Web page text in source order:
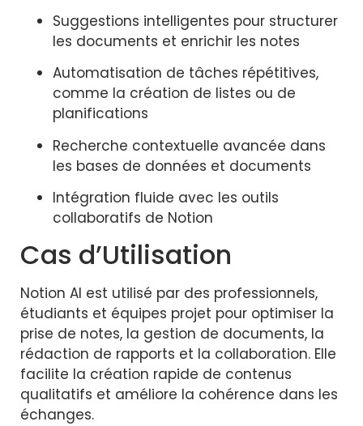
Suggestions intelligentes pour structurer
les documents et enrichir les notes
Automatisation de tâches répétitives,
comme la création de listes ou de
planifications
Recherche contextuelle avancée dans
les bases de données et documents
Intégration fluide avec les outils
collaboratifs de Notion
Cas d’Utilisation
Notion AI est utilisé par des professionnels,
étudiants et équipes projet pour optimiser la
prise de notes, la gestion de documents, la
rédaction de rapports et la collaboration. Elle
facilite la création rapide de contenus
qualitatifs et améliore la cohérence dans les
échanges.